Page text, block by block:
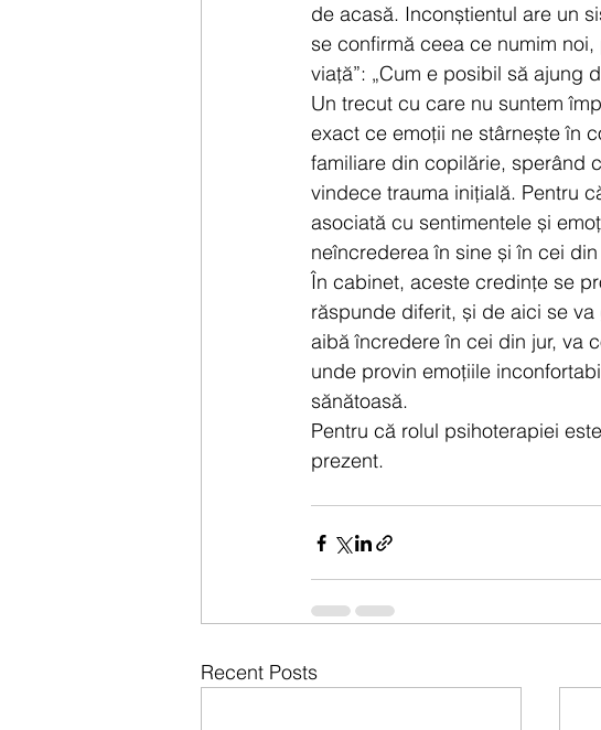
de acasă. Inconștientul are un
se confirmă ceea ce numim
viață”: „Cum e posibil să ajung
Un trecut cu care nu suntem
exact ce emoții ne stârnește în
familiare din copilărie, sperând
vindece trauma inițială. Pentru
asociată cu sentimentele și
neîncrederea în sine și în cei din
În cabinet, aceste credințe se
răspunde diferit, și de aici se
aibă încredere în cei din jur, va
unde provin emoțiile
sănătoasă.
Pentru că rolul psihoterapiei
prezent.
Recent Posts